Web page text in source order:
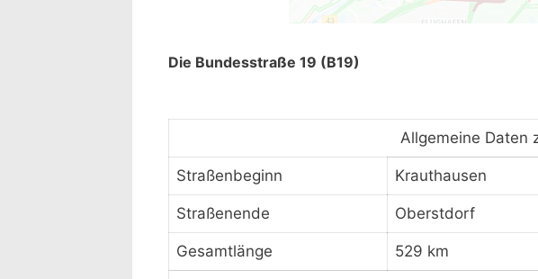
Die Bundesstraße 19 (B19)
Allgemeine Daten
Straßenbeginn Krauthausen
Straßenende Oberstdorf
Gesamtlänge 529 km